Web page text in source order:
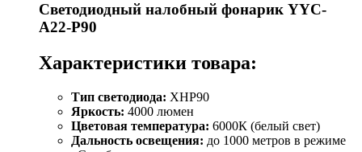
Светодиодный налобный фонарик YYC-
A22-P90
Характеристики товара:
Тип светодиода: XHP90
Яркость: 4000 люмен
Цветовая температура: 6000К (белый свет)
Дальность освещения: до 1000 метров в режиме